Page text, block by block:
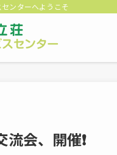
ンターへようこそ
流会、開催❗️